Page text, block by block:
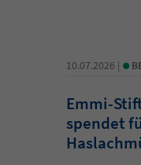
10.07.2026 | •
Emmi-
spendet